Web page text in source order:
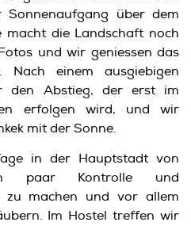
über dem
macht die Landschaft noch
und wir geniessen das
einem ausgiebigen
den Abstieg, der erst im
erfolgen wird, und wir
mit der Sonne.
in der Hauptstadt von
paar Kontrolle und
zu machen und vor allem
Im Hostel treffen wir